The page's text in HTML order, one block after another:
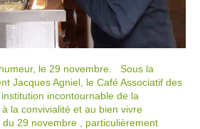
le 29 novembre. Sous la
Jacques Agniel, le Café Associatif des
incontournable de la
la convivialité et au bien vivre
29 novembre , particulièrement